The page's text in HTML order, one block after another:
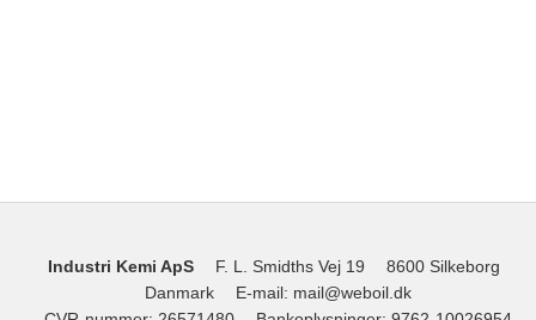
Industri Kemi ApS F. L. Smidths Vej 19
8600 Silkeborg
Danmark
E-mail: mail@weboil.dk